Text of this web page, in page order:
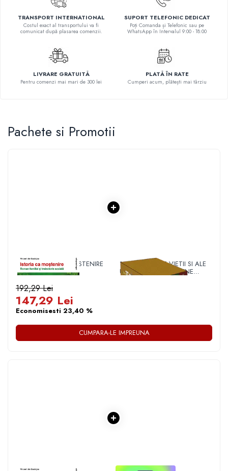
Povesti ilustrate
Povesti - Basme - Legende
Realitatea Augmentata
Religie pentru copii
ScienceConnection
TRANSPORT INTERNATIONAL
Costul exact al transportului va fi
comunicat după plasarea comenzii.
SUPORT TELEFONIC DEDICAT
Poți Comanda și Telefonic sau pe
WhatsApp în Intervalul 9:00 - 18:00
LIVRARE GRATUITĂ
Pentru comenzi mai mari de 300 lei
PLATĂ ÎN RATE
Cumperi acum, plătești mai târziu
Pachete si Promotii
1 x ISTORIA CA MOSTENIRE 1 x DIN TAINELE VIETII SI ALE
UNIVERSULUI - VERSIUNE
192,29 Lei
147,29 Lei
Economisesti 23,40 %
CUMPARA-LE IMPREUNA